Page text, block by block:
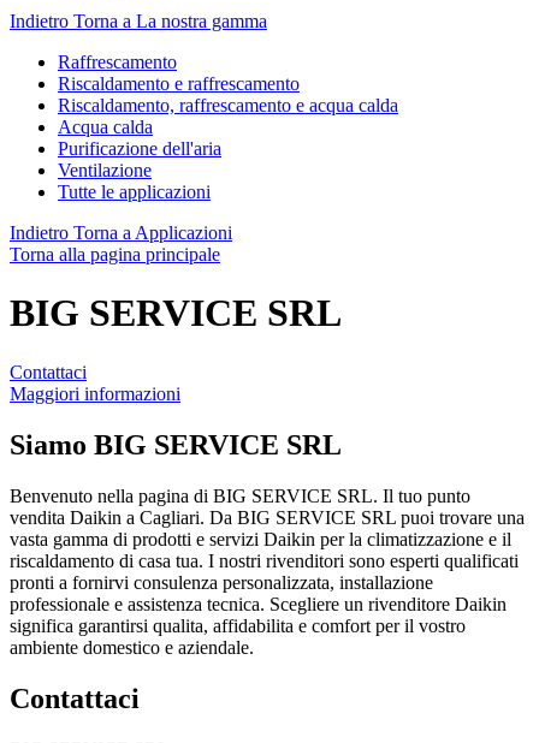
Indietro Torna a La nostra gamma
Raffrescamento
Riscaldamento e raffrescamento
Riscaldamento, raffrescamento e acqua calda
Acqua calda
Purificazione dell'aria
Ventilazione
Tutte le applicazioni
Indietro Torna a Applicazioni
Torna alla pagina principale
BIG SERVICE SRL
Contattaci
Maggiori informazioni
Siamo BIG SERVICE SRL
Benvenuto nella pagina di BIG SERVICE SRL. Il tuo punto
vendita Daikin a Cagliari. Da BIG SERVICE SRL puoi trovare una
vasta gamma di prodotti e servizi Daikin per la climatizzazione e il
riscaldamento di casa tua. I nostri rivenditori sono esperti qualificati
pronti a fornirvi consulenza personalizzata, installazione
professionale e assistenza tecnica. Scegliere un rivenditore Daikin
significa garantirsi qualita, affidabilita e comfort per il vostro
ambiente domestico e aziendale.
Contattaci